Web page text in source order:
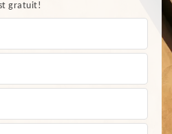
gratuit!